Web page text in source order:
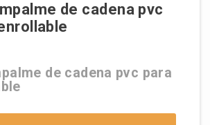
de cadena pvc
de cadena pvc para